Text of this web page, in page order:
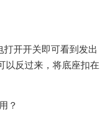
开开关即可看到发出
以反过来，将底座扣在